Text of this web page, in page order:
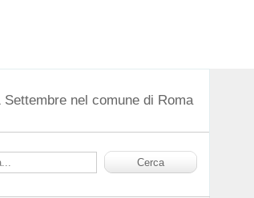
nel comune di Roma